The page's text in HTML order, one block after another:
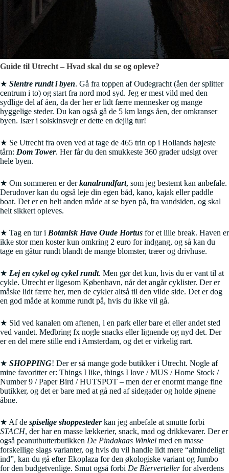
Guide til Utrecht – Hvad skal du se og opleve?
★ Slentre rundt i byen. Gå fra toppen af Oudegracht (åen der splitter
centrum i to) og start fra nord mod syd. Jeg er mest vild med den
sydlige del af åen, da der her er lidt færre mennesker og mange
hyggelige steder. Du kan også gå de 5 km langs åen, der omkranser
byen. Især i solskinsvejr er dette en dejlig tur!
★ Se Utrecht fra oven ved at tage de 465 trin op i Hollands højeste
tårn: Dom Tower. Her får du den smukkeste 360 grader udsigt over
hele byen.
★ Om sommeren er derkanalrundfart, som jeg bestemt kan anbefale.
Derudover kan du også leje din egen båd, kano, kajak eller paddle
boat. Det er en helt anden måde at se byen på, fra vandsiden, og skal
helt sikkert opleves.
★ Tag en tur i Botanisk Have Oude Hortus for et lille break. Haven er
ikke stor men koster kun omkring 2 euro for indgang, og så kan du
tage en gåtur rundt blandt de mange blomster, træer og drivhuse.
★ Lej en cykel og cykel rundt. Men gør det kun, hvis du er vant til at
cykle. Utrecht er ligesom København, når det angår cyklister. Der er
måske lidt færre her, men de cykler altså til den vilde side. Det er dog
en god måde at komme rundt på, hvis du ikke vil gå.
★ Sid ved kanalen om aftenen, i en park eller bare et eller andet sted
ved vandet. Medbring fx nogle snacks eller lignende og nyd det. Der
er en del mere stille end i Amsterdam, og det er virkelig rart.
★ SHOPPING! Der er så mange gode butikker i Utrecht. Nogle af
mine favoritter er: Things I like, things I love / MUS / Home Stock /
Number 9 / Paper Bird / HUTSPOT – men der er enormt mange fine
butikker, og det er bare med at gå ned af sidegader og holde øjnene
åbne.
★ Af de spiselige shoppestederkan jeg anbefale at smutte forbi
STACH, der har en masse lækkerier, snack, mad og drikkevarer. Der er
også peanutbutterbutikken De Pindakaas Winkel med en masse
forskellige slags varianter, og hvis du vil handle lidt mere “almindeligt
ind”, kan du gå efter Ekoplaza for den økologiske variant og Jumbo
for den budgetvenlige. Smut også forbi De Biervertellerfor alverdens